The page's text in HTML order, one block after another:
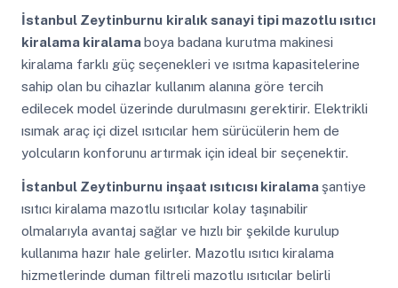
İstanbul Zeytinburnu kiralık sanayi tipi mazotlu ısıtıcı
kiralama kiralamaboya badana kurutma makinesi
kiralama farklı güç seçenekleri ve ısıtma kapasitelerine
sahip olan bu cihazlar kullanım alanına göre tercih
edilecek model üzerinde durulmasını gerektirir. Elektrikli
ısımak araç içi dizel ısıtıcılar hem sürücülerin hem de
yolcuların konforunu artırmak için ideal bir seçenektir.
İstanbul Zeytinburnu inşaat ısıtıcısı kiralama şantiye
ısıtıcı kiralama mazotlu ısıtıcılar kolay taşınabilir
olmalarıyla avantaj sağlar ve hızlı bir şekilde kurulup
kullanıma hazır hale gelirler. Mazotlu ısıtıcı kiralama
hizmetlerinde duman filtreli mazotlu ısıtıcılar belirli